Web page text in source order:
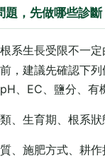
題，先做哪些診斷
系生長受限不一
，建議先確認下列
、EC、鹽分、有
、生育期、根系狀
、施肥方式、耕作